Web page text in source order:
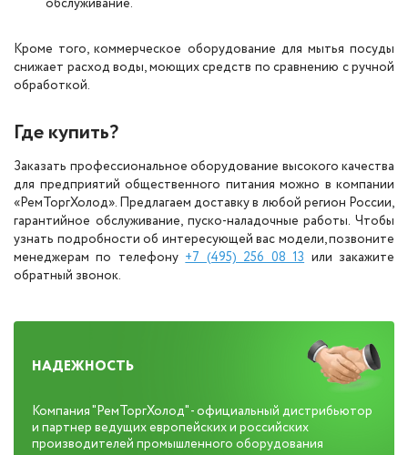
обслуживание.
Кроме того, коммерческое оборудование для мытья посуды
снижает расход воды, моющих средств по сравнению с ручной
обработкой.
Где купить?
Заказать профессиональное оборудование высокого качества
для предприятий общественного питания можно в компании
«РемТоргХолод». Предлагаем доставку в любой регион России,
гарантийное обслуживание, пуско-наладочные работы. Чтобы
узнать подробности об интересующей вас модели, позвоните
менеджерам по телефону+7 (495) 256 08 13или закажите
обратный звонок.
НАДЕЖНОСТЬ
Компания "РемТоргХолод" - официальный дистрибьютор
и партнер ведущих европейских и российских
производителей промышленного оборудования